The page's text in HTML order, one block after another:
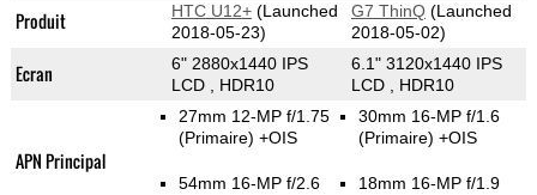
Produit HTC U12+(Launched
2018-05-23)
G7 ThinQ(Launched
2018-05-02)
Ecran
6" 2880x1440 IPS
LCD , HDR10
6.1" 3120x1440 IPS
LCD , HDR10
APN Principal
27mm 12-MP f/1.75
(Primaire) +OIS
54mm 16-MP f/2.6
30mm 16-MP f/1.6
(Primaire) +OIS
18mm 16-MP f/1.9